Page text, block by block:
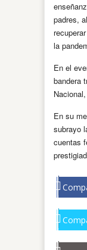
padres,
la
En el
bandera
En su
subrayo
cuentas